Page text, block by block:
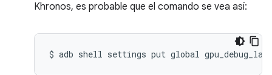
Khronos, es probable que el comando se vea así: